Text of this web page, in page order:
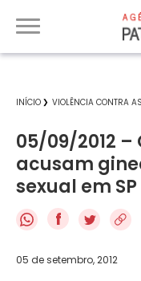
INÍCIO VIOLÊNCIA CONTRA
05/09/2012
acusam
sexual em SP
f
05 de setembro, 2012